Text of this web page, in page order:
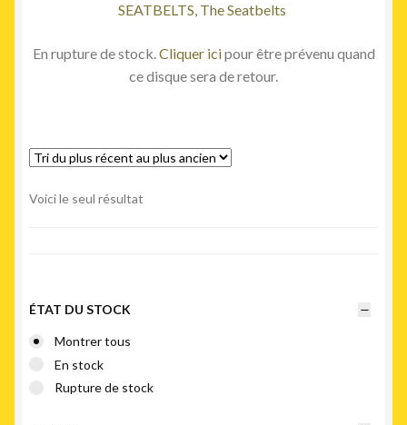
SEATBELTS, The Seatbelts ‎
En rupture de stock. Cliquer icipour être prévenu quand
ce disque sera de retour.
Voici le seul résultat
ÉTAT DU STOCK
Montrer tous
En stock
Rupture de stock